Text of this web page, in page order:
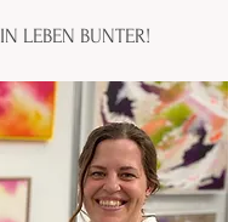
LEBEN BUNTER!